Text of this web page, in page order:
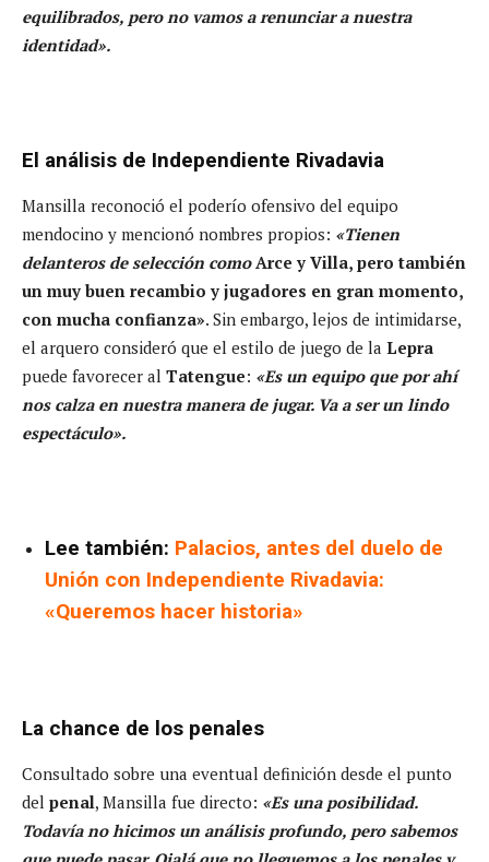
equilibrados, pero no vamos a renunciar a nuestra
identidad».
El análisis de Independiente Rivadavia
Mansilla reconoció el poderío ofensivo del equipo
mendocino y mencionó nombres propios: «Tienen
delanteros de selección comoArce y Villa, pero también
un muy buen recambio y jugadores en gran momento,
con mucha confianza». Sin embargo, lejos de intimidarse,
el arquero consideró que el estilo de juego de la Lepra
puede favorecer al Tatengue: «Es un equipo que por ahí
nos calza en nuestra manera de jugar. Va a ser un lindo
espectáculo».
Lee también: Palacios, antes del duelo de
Unión con Independiente Rivadavia:
«Queremos hacer historia»
La chance de los penales
Consultado sobre una eventual definición desde el punto
del penal, Mansilla fue directo: «Es una posibilidad.
Todavía no hicimos un análisis profundo, pero sabemos